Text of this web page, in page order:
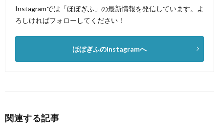
Instagramでは「ほぼぎふ」の最新情報を発信しています。よ
ろしければフォローしてください！
ほぼぎふのInstagramへ
関連する記事